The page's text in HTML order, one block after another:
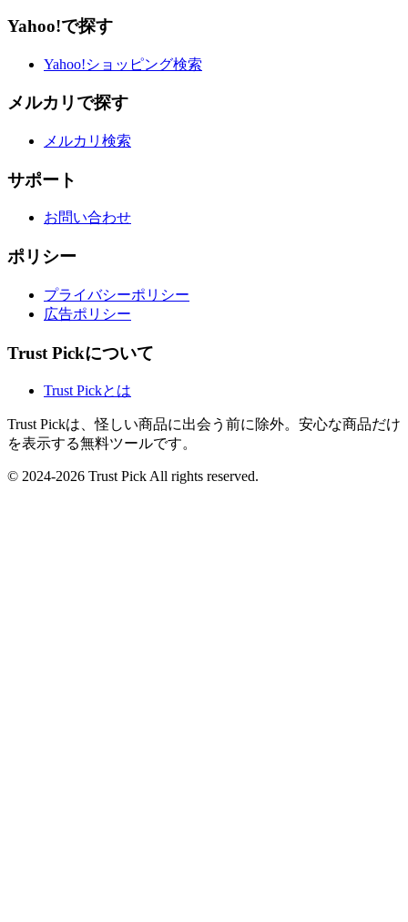
Yahoo!で探す
Yahoo!ショッピング検索
メルカリで探す
メルカリ検索
サポート
お問い合わせ
ポリシー
プライバシーポリシー
広告ポリシー
Trust Pickについて
Trust Pickとは
Trust Pickは、怪しい商品に出会う前に除外。安心な商品だけ
を表示する無料ツールです。
© 2024-2026 Trust Pick All rights reserved.